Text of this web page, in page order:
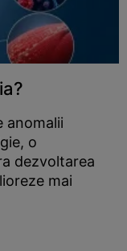
anomalii
o
dezvoltarea
mai